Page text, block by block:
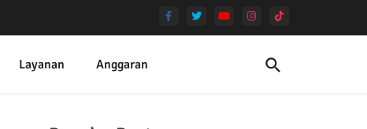
Layanan Anggaran